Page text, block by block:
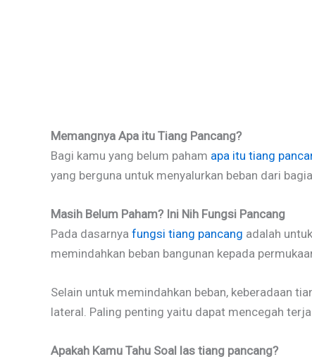
Memangnya Apa itu Tiang Pancang?
Bagi kamu yang belum paham apa itu tiang
yang berguna untuk menyalurkan beban dari
Masih Belum Paham? Ini Nih Fungsi Pancang
Pada dasarnya fungsi tiang pancang adalah
memindahkan beban bangunan kepada
Selain untuk memindahkan beban, keberadaan
lateral. Paling penting yaitu dapat mencegah
Apakah Kamu Tahu Soal las tiang pancang?